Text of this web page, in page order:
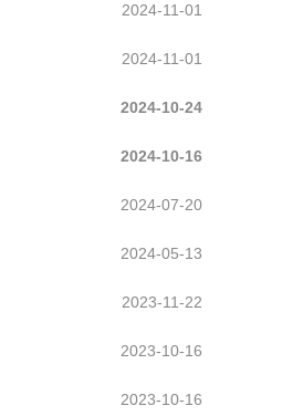
2024-11-01
2024-11-01
2024-10-24
2024-10-16
2024-07-20
2024-05-13
2023-11-22
2023-10-16
2023-10-16